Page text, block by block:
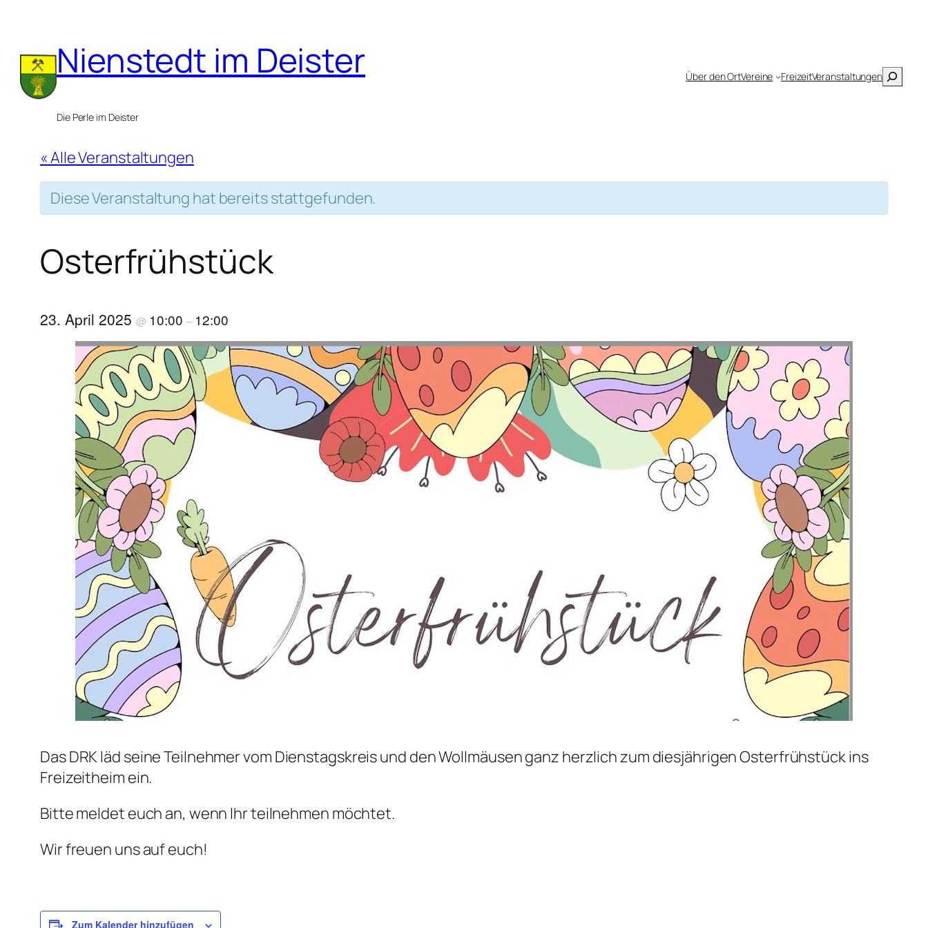
Nienstedt im Deister
Die Perle im Deister
Über den OrtVereine FreizeitVeranstaltungen Suchen
« Alle Veranstaltungen
Diese Veranstaltung hat bereits stattgefunden.
Osterfrühstück
23. April 2025 @ 10:00 – 12:00
Das DRK läd seine Teilnehmer vom Dienstagskreis und den Wollmäusen ganz herzlich zum diesjährigen Osterfrühstück ins
Freizeitheim ein.
Bitte meldet euch an, wenn Ihr teilnehmen möchtet.
Wir freuen uns auf euch!
Zum Kalender hinzufügen